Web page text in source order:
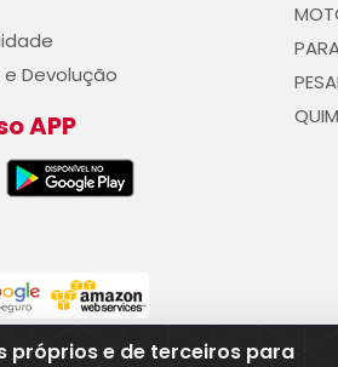
próprios e de terceiros para
Devolução
APP